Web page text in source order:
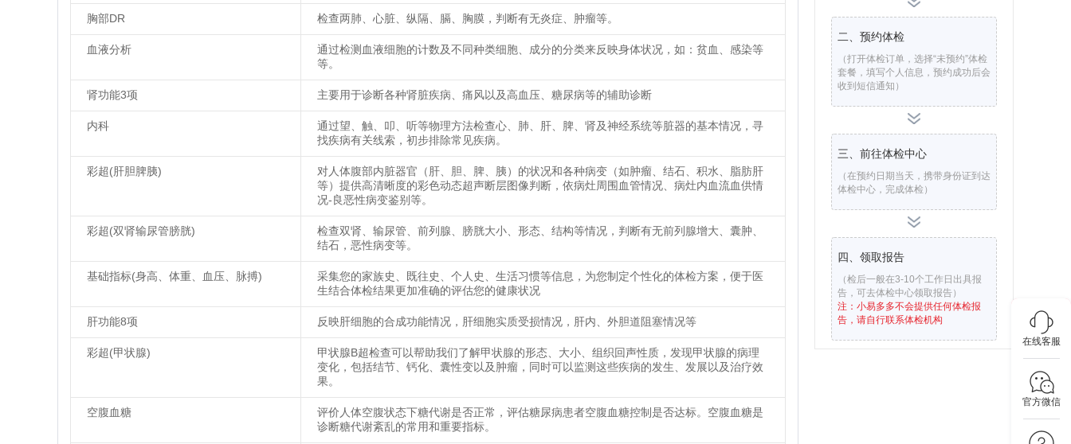
在线客服
官方微信
胸部DR 检查两肺、心脏、纵隔、膈、胸膜，判断有无炎症、肿瘤等。
血液分析
通过检测血液细胞的计数及不同种类细胞、成分的分类来反映身体状况，如：贫血、感染等
等。
肾功能3项 主要用于诊断各种肾脏疾病、痛风以及高血压、糖尿病等的辅助诊断
内科
通过望、触、叩、听等物理方法检查心、肺、肝、脾、肾及神经系统等脏器的基本情况，寻
找疾病有关线索，初步排除常见疾病。
彩超(肝胆脾胰)
对人体腹部内脏器官（肝、胆、脾、胰）的状况和各种病变（如肿瘤、结石、积水、脂肪肝
等）提供高清晰度的彩色动态超声断层图像判断，依病灶周围血管情况、病灶内血流血供情
况-良恶性病变鉴别等。
彩超(双肾输尿管膀胱)
检查双肾、输尿管、前列腺、膀胱大小、形态、结构等情况，判断有无前列腺增大、囊肿、
结石，恶性病变等。
基础指标(身高、体重、血压、脉搏)
采集您的家族史、既往史、个人史、生活习惯等信息，为您制定个性化的体检方案，便于医
生结合体检结果更加准确的评估您的健康状况
肝功能8项 反映肝细胞的合成功能情况，肝细胞实质受损情况，肝内、外胆道阻塞情况等
彩超(甲状腺)
甲状腺B超检查可以帮助我们了解甲状腺的形态、大小、组织回声性质，发现甲状腺的病理
变化，包括结节、钙化、囊性变以及肿瘤，同时可以监测这些疾病的发生、发展以及治疗效
果。
空腹血糖
评价人体空腹状态下糖代谢是否正常，评估糖尿病患者空腹血糖控制是否达标。空腹血糖是
诊断糖代谢紊乱的常用和重要指标。
二、预约体检
（打开体检订单，选择“未预约”体检
套餐，填写个人信息，预约成功后会
收到短信通知）
三、前往体检中心
（在预约日期当天，携带身份证到达
体检中心，完成体检）
四、领取报告
（检后一般在3-10个工作日出具报
告，可去体检中心领取报告）
注：小易多多不会提供任何体检报
告，请自行联系体检机构